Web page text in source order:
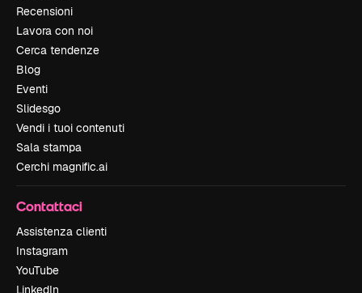
Recensioni
Lavora con noi
Cerca tendenze
Blog
Eventi
Slidesgo
Vendi i tuoi contenuti
Sala stampa
Cerchi magnific.ai
Contattaci
Assistenza clienti
Instagram
YouTube
LinkedIn